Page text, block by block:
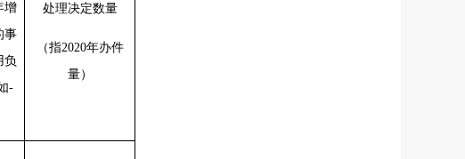
增
事
负
-
处理决定数量
（指2020年办件
量）